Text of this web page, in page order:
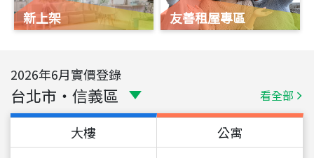
新上架 友善租屋專區
2026年6月實價登錄
台北市 ・ 信義區 看全部
大樓 公寓